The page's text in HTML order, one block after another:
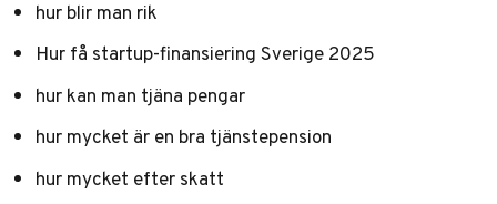
hur blir man rik
Hur få startup-finansiering Sverige 2025
hur kan man tjäna pengar
hur mycket är en bra tjänstepension
hur mycket efter skatt